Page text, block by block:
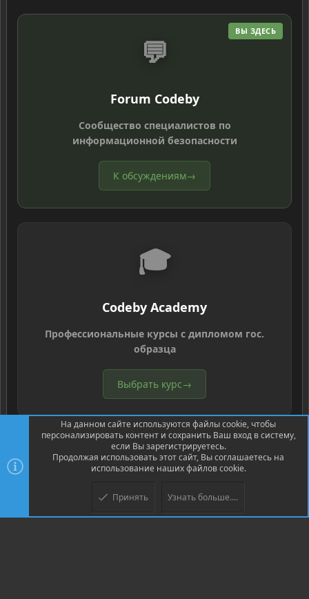
ВЫ ЗДЕСЬ
💬
Forum Codeby
Сообщество специалистов по
информационной безопасности
К обсуждениям→
🎓
Codeby Academy
Профессиональные курсы с дипломом гос.
образца
Выбрать курс→
Community platform by XenForo ® © 2010-2026 XenForo Ltd.
© Jason Axelrod of 8WAYRUN
На данном сайте используются файлы cookie, чтобы
персонализировать контент и сохранить Ваш вход в систему,
если Вы зарегистрируетесь.
Продолжая использовать этот сайт, Вы соглашаетесь на
использование наших файлов cookie.
Принять Узнать больше....